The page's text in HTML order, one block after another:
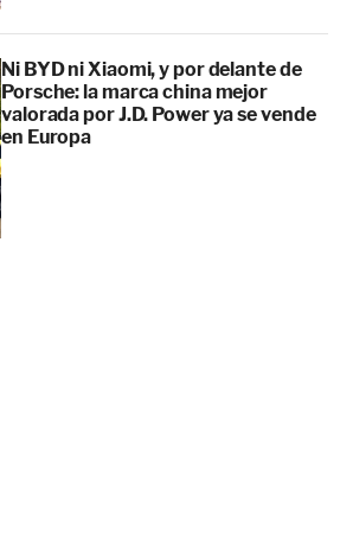
Ni BYD ni Xiaomi, y por delante de
Porsche: la marca china mejor
valorada por J.D. Power ya se vende
en Europa